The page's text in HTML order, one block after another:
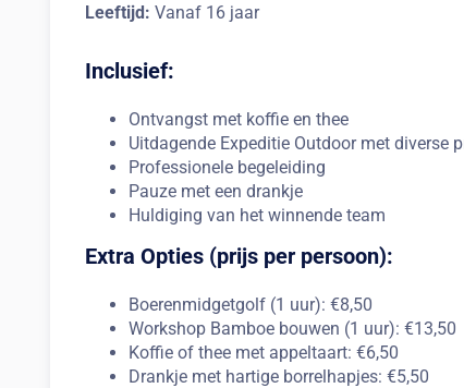
Leeftijd: Vanaf 16 jaar
Inclusief:
Ontvangst met koffie en thee
Uitdagende Expeditie Outdoor met diverse
Professionele begeleiding
Pauze met een drankje
Huldiging van het winnende team
Extra Opties (prijs per persoon):
Boerenmidgetgolf (1 uur): €8,50
Workshop Bamboe bouwen (1 uur): €13,50
Koffie of thee met appeltaart: €6,50
Drankje met hartige borrelhapjes: €5,50